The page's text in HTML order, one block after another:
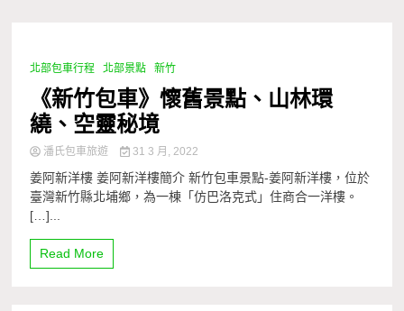
1 Minute
北部包車行程 北部景點 新竹
《新竹包車》懷舊景點、山林環
繞、空靈秘境
潘氏包車旅遊 31 3 月, 2022
姜阿新洋樓 姜阿新洋樓簡介 新竹包車景點-姜阿新洋樓，位於
臺灣新竹縣北埔鄉，為一棟「仿巴洛克式」住商合一洋樓。
[…]...
Read More